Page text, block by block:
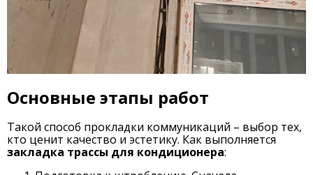
Основные этапы работ
Такой способ прокладки коммуникаций – выбор тех,
кто ценит качество и эстетику. Как выполняется
закладка трассы для кондиционера: